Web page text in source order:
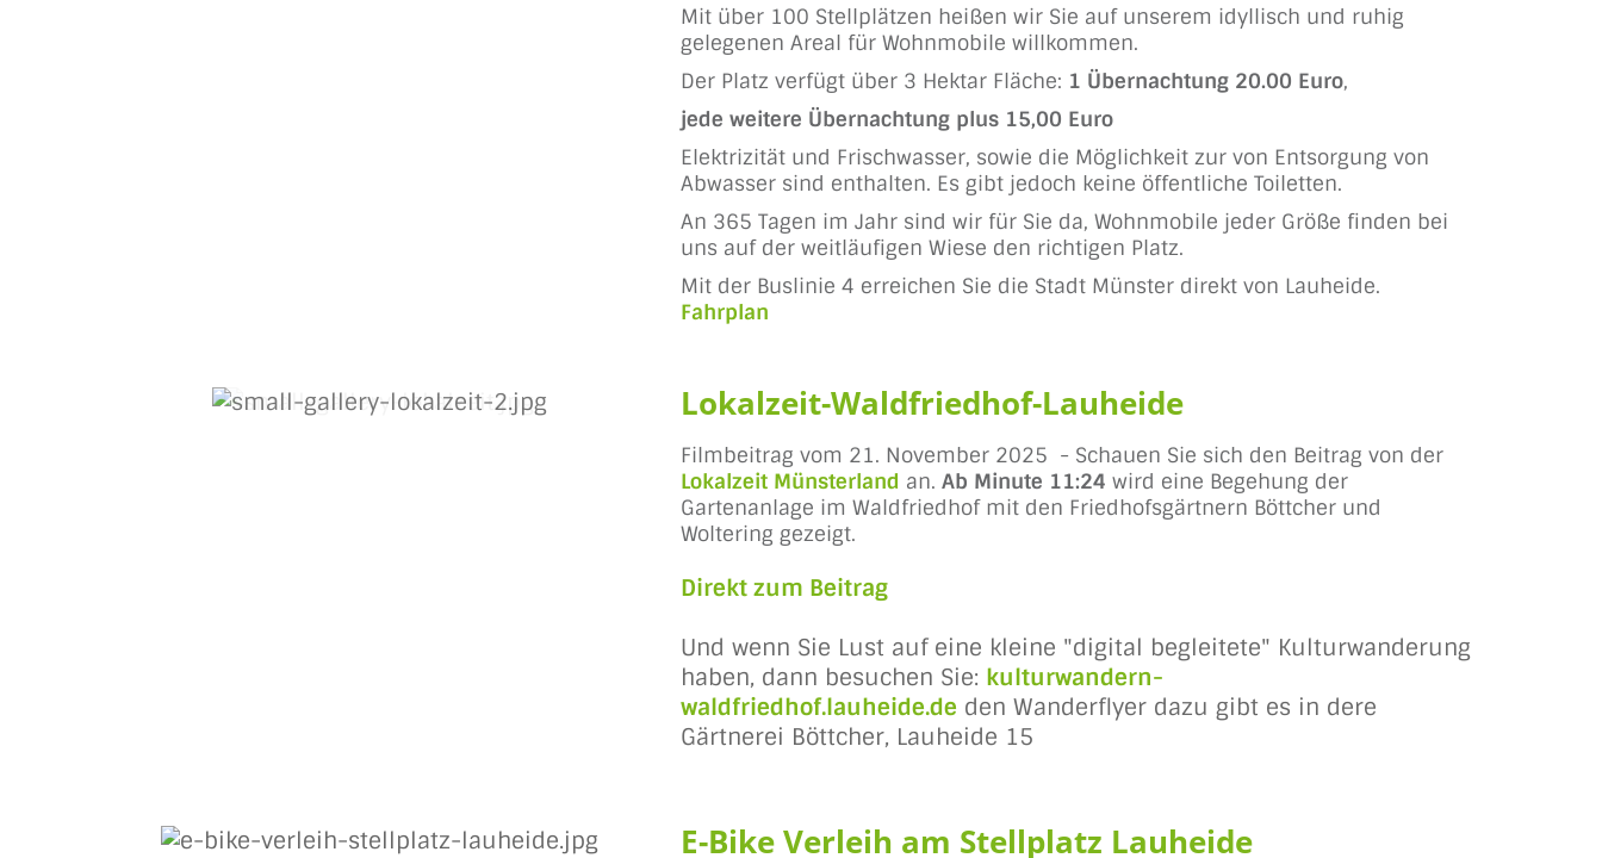
Mit über 100 Stellplätzen heißen wir Sie auf unserem idyllisch und ruhig
gelegenen Areal für Wohnmobile willkommen.
Der Platz verfügt über 3 Hektar Fläche: 1 Übernachtung 20.00 Euro,
jede weitere Übernachtung plus 15,00 Euro
Elektrizität und Frischwasser, sowie die Möglichkeit zur von Entsorgung von
Abwasser sind enthalten. Es gibt jedoch keine öffentliche Toiletten.
An 365 Tagen im Jahr sind wir für Sie da, Wohnmobile jeder Größe finden bei
uns auf der weitläufigen Wiese den richtigen Platz.
Mit der Buslinie 4 erreichen Sie die Stadt Münster direkt von Lauheide.
Fahrplan
Lokalzeit-Waldfriedhof-Lauheide
Filmbeitrag vom 21. November 2025 - Schauen Sie sich den Beitrag von der
Lokalzeit Münsterland an. Ab Minute 11:24 wird eine Begehung der
Gartenanlage im Waldfriedhof mit den Friedhofsgärtnern Böttcher und
Woltering gezeigt.
Direkt zum Beitrag
Und wenn Sie Lust auf eine kleine "digital begleitete" Kulturwanderung
haben, dann besuchen Sie: kulturwandern-
waldfriedhof.lauheide.de den Wanderflyer dazu gibt es in dere
Gärtnerei Böttcher, Lauheide 15
E-Bike Verleih am Stellplatz Lauheide